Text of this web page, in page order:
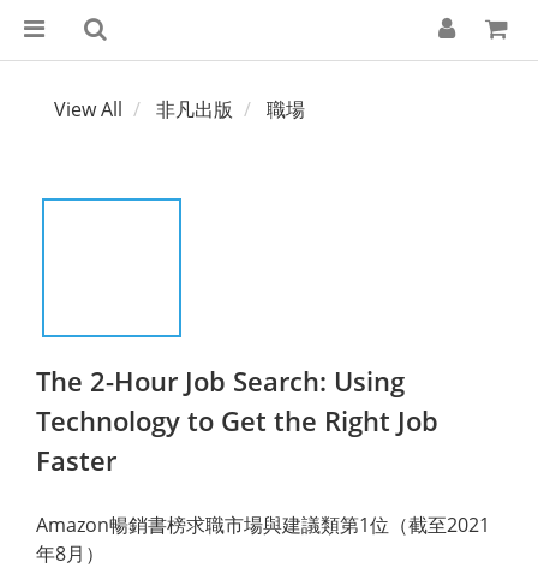
View All 非凡出版 職場
The 2-Hour Job Search: Using
Technology to Get the Right Job
Faster
Amazon暢銷書榜求職市場與建議類第1位（截至2021
年8月）